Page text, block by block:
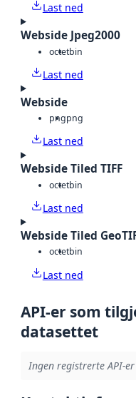
Last ned
Webside Jpeg2000
octetbin
Last ned
Webside
pngpng
Last ned
Webside Tiled TIFF
octetbin
Last ned
Webside Tiled
octetbin
Last ned
API-er som
datasettet
Ingen registrerte API-